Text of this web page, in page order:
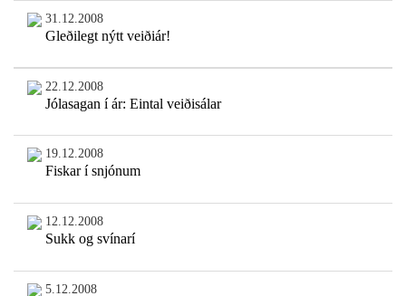
31.12.2008
Gleðilegt nýtt veiðiár!
22.12.2008
Jólasagan í ár: Eintal veiðisálar
19.12.2008
Fiskar í snjónum
12.12.2008
Sukk og svínarí
5.12.2008